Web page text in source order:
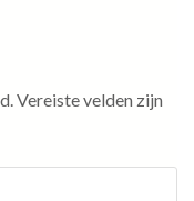
Vereiste velden zijn